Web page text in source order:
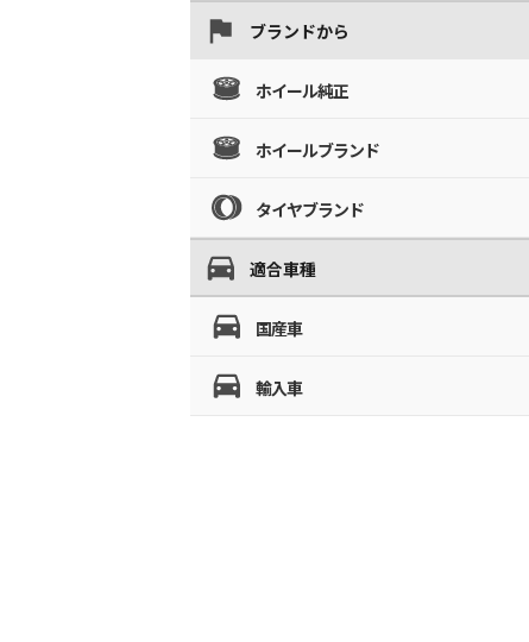
ブランドから
ホイール純正
ホイールブランド
タイヤブランド
適合車種
国産車
輸入車